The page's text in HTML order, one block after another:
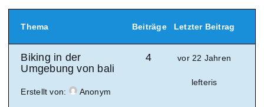
Thema Beiträge Letzter Beitrag
Biking in der
Umgebung von bali
Erstellt von: Anonym
4 vor 22 Jahren
lefteris